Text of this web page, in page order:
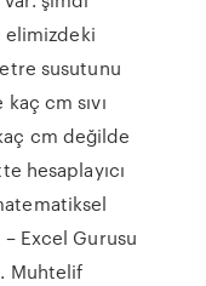
susutunu
cm sıvı
cm değilde
hesaplayıcı
– Excel Gurusu
Muhtelif